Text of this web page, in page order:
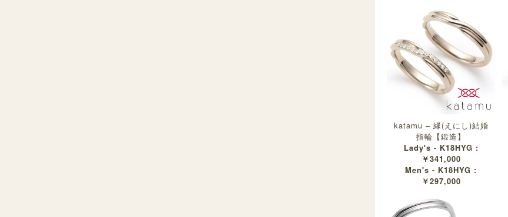
katamu – 縁(えにし)結婚
指輪【鍛造】
Lady's - K18HYG :
￥341,000
Men's - K18HYG :
￥297,000